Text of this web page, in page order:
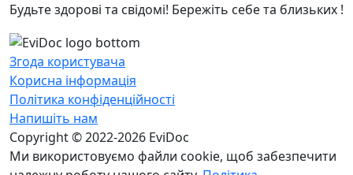
Будьте здорові та свідомі! Бережіть себе та близьких !
Згода користувача
Корисна інформація
Політика конфіденційності
Напишіть нам
Copyright © 2022-2026 EviDoc
Ми використовуємо файли cookie, щоб забезпечити